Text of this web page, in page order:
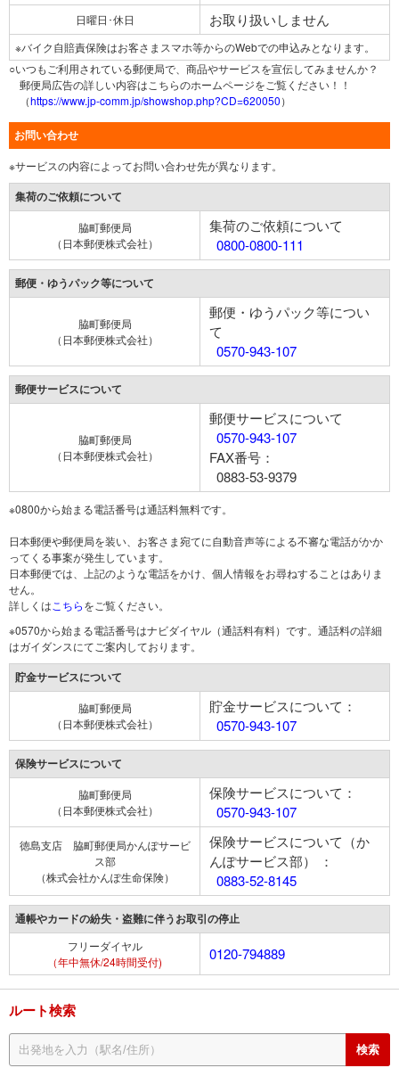
日曜日･休日 お取り扱いしません
※バイク自賠責保険はお客さまスマホ等からのWebでの申込みとなります。
○いつもご利用されている郵便局で、商品やサービスを宣伝してみませんか？
郵便局広告の詳しい内容はこちらのホームページをご覧ください！！
（https://www.jp-comm.jp/showshop.php?CD=620050）
お問い合わせ
※サービスの内容によってお問い合わせ先が異なります。
集荷のご依頼について
脇町郵便局
（日本郵便株式会社）
集荷のご依頼について
0800-0800-111
郵便・ゆうパック等について
脇町郵便局
（日本郵便株式会社）
郵便・ゆうパック等につい
て
0570-943-107
郵便サービスについて
脇町郵便局
（日本郵便株式会社）
郵便サービスについて
0570-943-107
FAX番号：
0883-53-9379
※0800から始まる電話番号は通話料無料です。
日本郵便や郵便局を装い、お客さま宛てに自動音声等による不審な電話がかか
ってくる事案が発生しています。
日本郵便では、上記のような電話をかけ、個人情報をお尋ねすることはありま
せん。
詳しくは こちらをご覧ください。
※0570から始まる電話番号はナビダイヤル（通話料有料）です。通話料の詳細
はガイダンスにてご案内しております。
貯金サービスについて
脇町郵便局
（日本郵便株式会社）
貯金サービスについて：
0570-943-107
保険サービスについて
脇町郵便局
（日本郵便株式会社）
保険サービスについて：
0570-943-107
徳島支店 脇町郵便局かんぽサービ
ス部
（株式会社かんぽ生命保険）
保険サービスについて（か
んぽサービス部） ：
0883-52-8145
通帳やカードの紛失・盗難に伴うお取引の停止
フリーダイヤル
（年中無休/24時間受付)
0120-794889
ルート検索